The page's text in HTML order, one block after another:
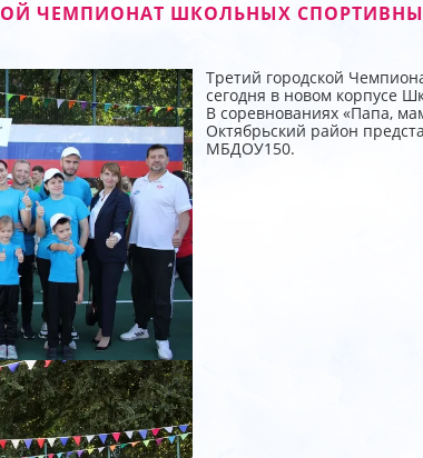
ЧЕМПИОНАТ ШКОЛЬНЫХ
Третий городской
сегодня в новом корпусе
В соревнованиях «Папа,
Октябрьский район
МБДОУ150.